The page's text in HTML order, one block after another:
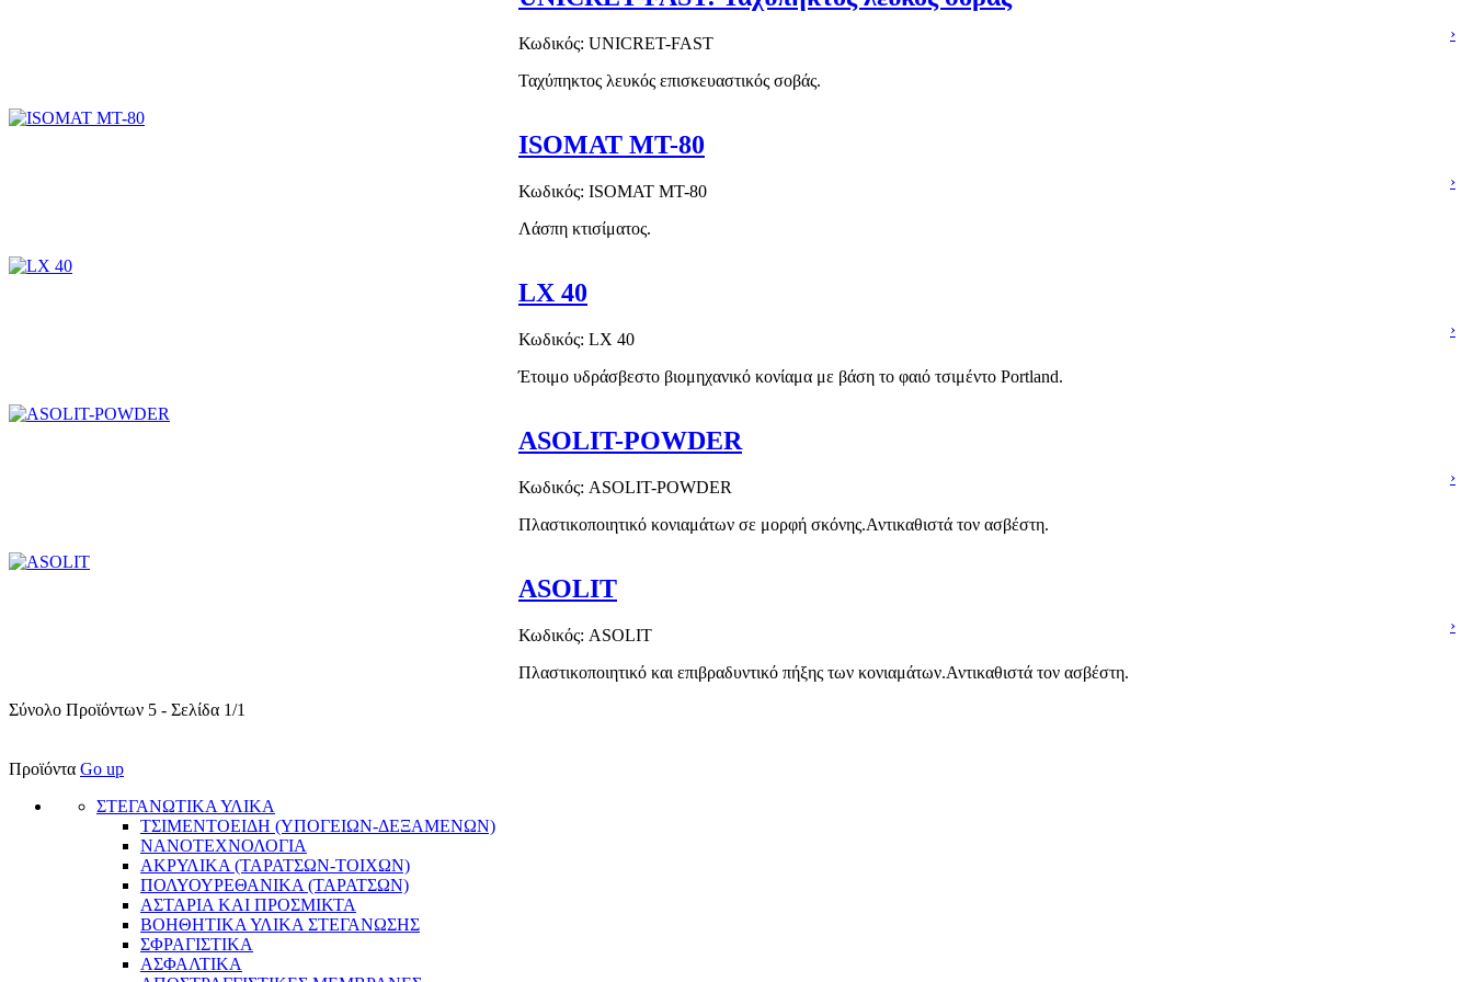
Κωδικός: UNICRET-FAST
Ταχύπηκτος λευκός επισκευαστικός σοβάς.
›
ISOMAT MT-80
Κωδικός: ISOMAT MT-80
Λάσπη κτισίματος.
›
LX 40
Κωδικός: LX 40
Έτοιμο υδράσβεστο βιομηχανικό κονίαμα με βάση το φαιό τσιμέντο Portland.
›
ASOLIT-POWDER
Κωδικός: ASOLIT-POWDER
Πλαστικοποιητικό κονιαμάτων σε μορφή σκόνης.Αντικαθιστά τον ασβέστη.
›
ASOLIT
Κωδικός: ASOLIT
Πλαστικοποιητικό και επιβραδυντικό πήξης των κονιαμάτων.Αντικαθιστά τον ασβέστη.
›
Σύνολο Προϊόντων 5 - Σελίδα 1/1
Προϊόντα Go up
ΣΤΕΓΑΝΩΤΙΚΑ ΥΛΙΚΑ
ΤΣΙΜΕΝΤΟΕΙΔΗ (ΥΠΟΓΕΙΩΝ-ΔΕΞΑΜΕΝΩΝ)
ΝΑΝΟΤΕΧΝΟΛΟΓΙΑ
ΑΚΡΥΛΙΚΑ (ΤΑΡΑΤΣΩΝ-ΤΟΙΧΩΝ)
ΠΟΛΥΟΥΡΕΘΑΝΙΚΑ (ΤΑΡΑΤΣΩΝ)
ΑΣΤΑΡΙΑ ΚΑΙ ΠΡΟΣΜΙΚΤΑ
BΟΗΘΗΤΙΚΑ ΥΛΙΚΑ ΣΤΕΓΑΝΩΣΗΣ
ΣΦΡΑΓΙΣΤΙΚΑ
ΑΣΦΑΛΤΙΚΑ